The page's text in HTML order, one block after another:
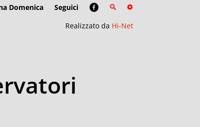
Domenica
Seguici
Realizzato da Hi-Net